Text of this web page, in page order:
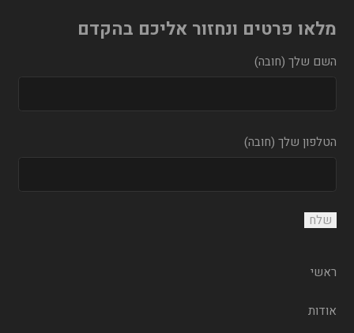
מלאו פרטים ונחזור אליכם בהקדם
השם שלך (חובה)
הטלפון שלך (חובה)
ראשי
אודות